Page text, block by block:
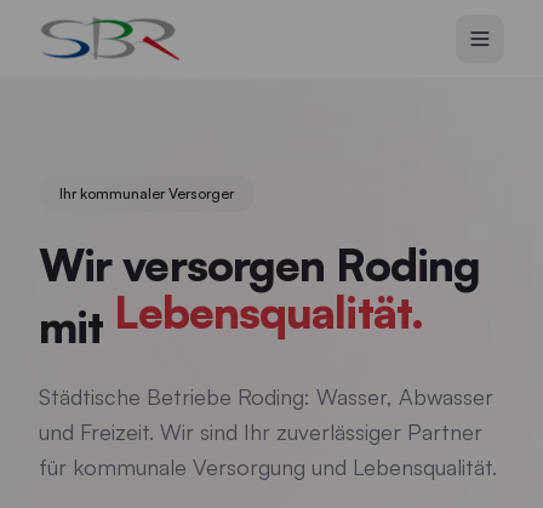
Zum Hauptinhalt springen
Ihr kommunaler Versorger
Wir versorgen Roding
mit Lebensqualität.
Städtische Betriebe Roding: Wasser, Abwasser
und Freizeit. Wir sind Ihr zuverlässiger Partner
für kommunale Versorgung und Lebensqualität.